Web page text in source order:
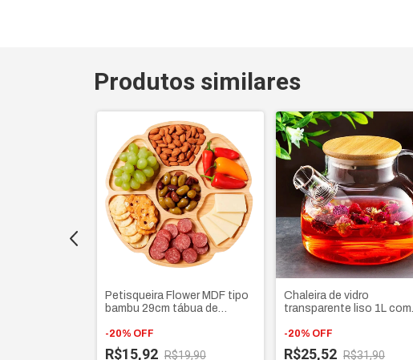
Produtos similares
Petisqueira Flower MDF tipo
bambu 29cm tábua de
para frios e aperitivos
-20% OFF
R$15,92 R$19,90
Chaleira de vidro
transparente liso 1L com
bambu
-20% OFF
R$25,52 R$31,90